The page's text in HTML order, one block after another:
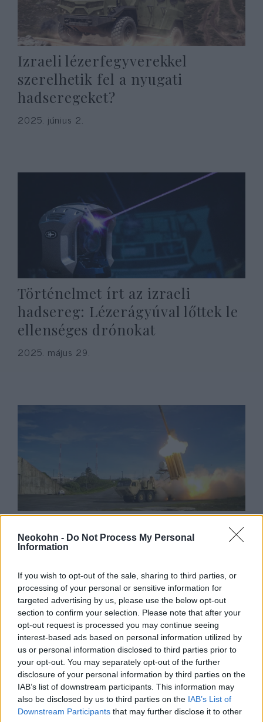
Neokohn - Do Not Process My Personal
Information
If you wish to opt-out of the sale, sharing to third parties, or
processing of your personal or sensitive information for
targeted advertising by us, please use the below opt-out
section to confirm your selection. Please note that after your
opt-out request is processed you may continue seeing
interest-based ads based on personal information utilized by
us or personal information disclosed to third parties prior to
your opt-out. You may separately opt-out of the further
disclosure of your personal information by third parties on the
IAB’s list of downstream participants. This information may
also be disclosed by us to third parties on the IAB’s List of
Downstream Participants that may further disclose it to other
Izraeli lézerfegyverekkel
szerelhetik fel a nyugati
hadseregeket?
2025. június 2.
Történelmet írt az izraeli
hadsereg: Lézerágyúval lőttek le
ellenséges drónokat
2025. május 29.
védi Izraelt az amerikai
2025. április 1.